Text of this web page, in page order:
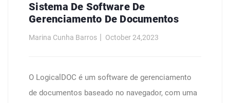
Sistema De Software De
Gerenciamento De Documentos
Marina Cunha Barros October 24,2023
O LogicalDOC é um software de gerenciamento
de documentos baseado no navegador, com uma